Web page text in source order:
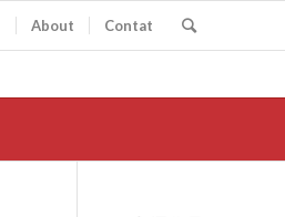
About Contat